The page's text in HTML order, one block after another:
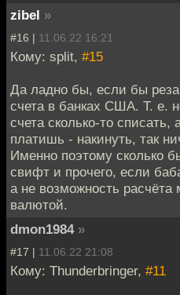
zibel »
#16 | 11.06.22 16:21
Кому: split, #15
Да ладно бы, если бы
счета в банках США. Т. е.
счета сколько-то списать,
платишь - накинуть, так
Именно поэтому сколько
свифт и прочего, если
а не возможность расчёта
валютой.
dmon1984 »
#17 | 11.06.22 21:08
Кому: Thunderbringer, #11